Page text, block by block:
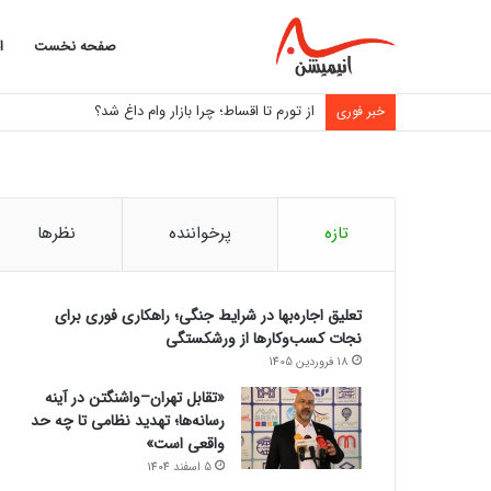
صفحه نخست
خبر فوری از تورم تا اقساط؛ چرا بازار وام داغ شد؟
تازه پرخواننده نظرها
تعلیق اجاره‌بها در شرایط جنگی؛ راهکاری فوری برای
نجات کسب‌وکارها از ورشکستگی
18 فروردین 1405
«تقابل تهران–واشنگتن در آینه
رسانه‌ها؛ تهدید نظامی تا چه حد
واقعی است»
5 اسفند 1404